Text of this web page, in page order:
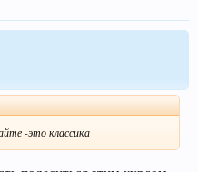
-это классика